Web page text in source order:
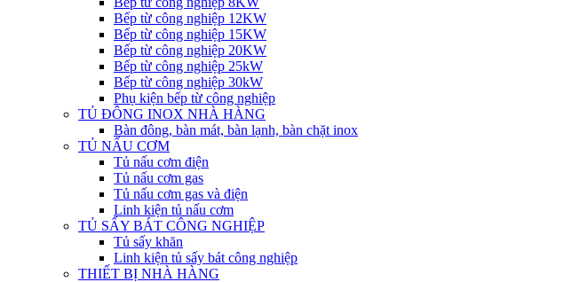
Bếp từ công nghiệp 12KW
Bếp từ công nghiệp 15KW
Bếp từ công nghiệp 20KW
Bếp từ công nghiệp 25kW
Bếp từ công nghiệp 30kW
Phụ kiện bếp từ công nghiệp
TỦ ĐÔNG INOX NHÀ HÀNG
Bàn đông, bàn mát, bàn lạnh, bàn chặt inox
TỦ NẤU CƠM
Tủ nấu cơm điện
Tủ nấu cơm gas
Tủ nấu cơm gas và điện
Linh kiện tủ nấu cơm
TỦ SẤY BÁT CÔNG NGHIỆP
Tủ sấy khăn
Linh kiện tủ sấy bát công nghiệp
THIẾT BỊ NHÀ HÀNG